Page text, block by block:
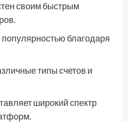
своим быстрым
благодаря
типы счетов и
широкий спектр